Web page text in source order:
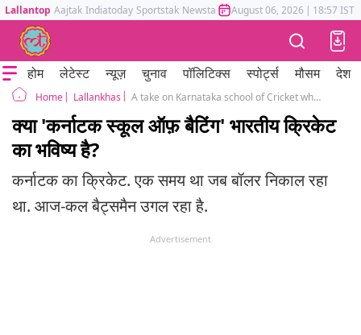
Lallantop Aajtak Indiatoday Sportstak Newstak Mumbai Tak Astrotak
August 06, 2026 | 18:57 IST
होम लेटेस्ट न्यूज़ चुनाव पॉलिटिक्स स्पोर्ट्स मौसम देश
Home Lallankhas A take on Karnataka school of Cricket while a lot of Batsmen from the state are flourishing in the field
क्या 'कर्नाटक स्कूल ऑफ़ बैटिंग' भारतीय क्रिकेट
का भविष्य है?
कर्नाटक का क्रिकेट. एक समय था जब बॉलर निकाल रहा
था. आज-कल बैट्समैन उगल रहा है.
Advertisement